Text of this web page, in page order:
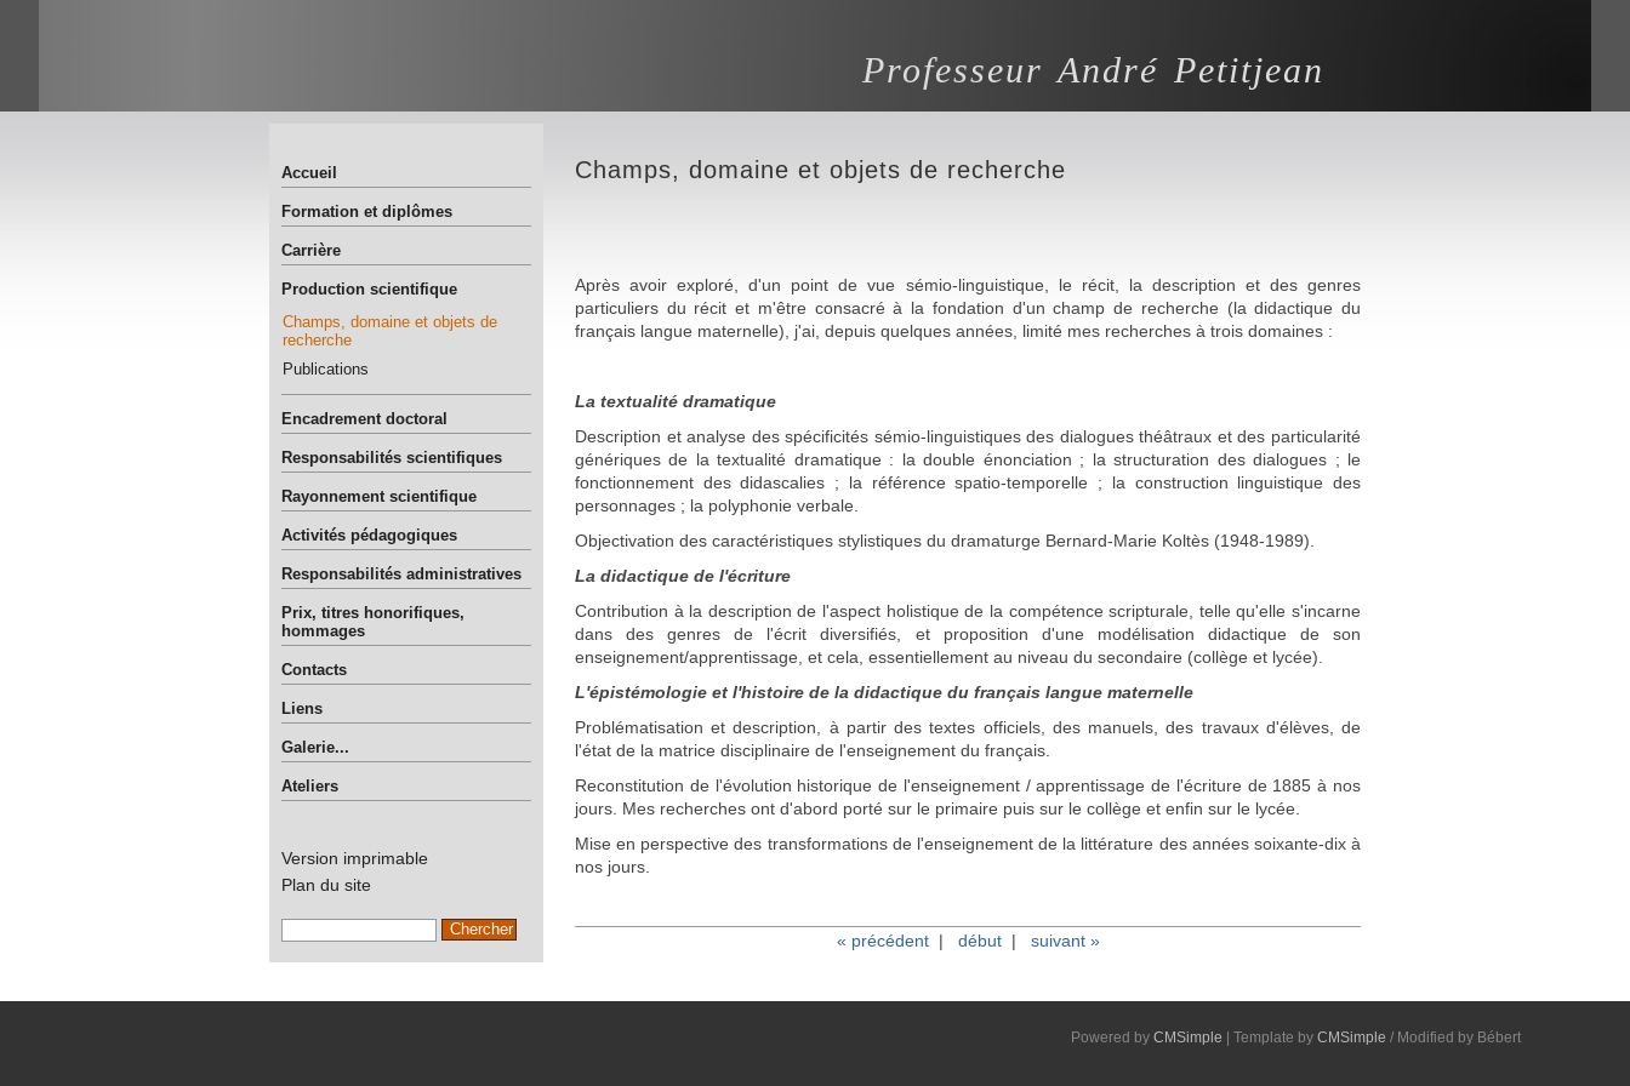
Professeur André Petitjean
Accueil
Formation et diplômes
Carrière
Production scientifique
Champs, domaine et objets de
recherche
Publications
Encadrement doctoral
Responsabilités scientifiques
Rayonnement scientifique
Activités pédagogiques
Responsabilités administratives
Prix, titres honorifiques,
hommages
Contacts
Liens
Galerie...
Ateliers
Version imprimable
Plan du site
Champs, domaine et objets de recherche
Après avoir exploré, d'un point de vue sémio-linguistique, le récit, la description et des genres
particuliers du récit et m'être consacré à la fondation d'un champ de recherche (la didactique du
français langue maternelle), j'ai, depuis quelques années, limité mes recherches à trois domaines :
La textualité dramatique
Description et analyse des spécificités sémio-linguistiques des dialogues théâtraux et des particularité
génériques de la textualité dramatique : la double énonciation ; la structuration des dialogues ; le
fonctionnement des didascalies ; la référence spatio-temporelle ; la construction linguistique des
personnages ; la polyphonie verbale.
Objectivation des caractéristiques stylistiques du dramaturge Bernard-Marie Koltès (1948-1989).
La didactique de l'écriture
Contribution à la description de l'aspect holistique de la compétence scripturale, telle qu'elle s'incarne
dans des genres de l'écrit diversifiés, et proposition d'une modélisation didactique de son
enseignement/apprentissage, et cela, essentiellement au niveau du secondaire (collège et lycée).
L'épistémologie et l'histoire de la didactique du français langue maternelle
Problématisation et description, à partir des textes officiels, des manuels, des travaux d'élèves, de
l'état de la matrice disciplinaire de l'enseignement du français.
Reconstitution de l'évolution historique de l'enseignement / apprentissage de l'écriture de 1885 à nos
jours. Mes recherches ont d'abord porté sur le primaire puis sur le collège et enfin sur le lycée.
Mise en perspective des transformations de l'enseignement de la littérature des années soixante-dix à
nos jours.
« précédent| début| suivant »
Powered by CMSimple | Template by CMSimple / Modified by Bébert